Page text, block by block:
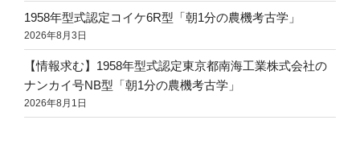
1958年型式認定コイケ6R型「朝1分の農機考古学」
2026年8月3日
【情報求む】1958年型式認定東京都南海工業株式会社の
ナンカイ号NB型「朝1分の農機考古学」
2026年8月1日